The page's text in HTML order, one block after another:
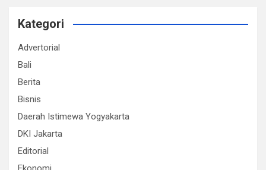
Kategori
Advertorial
Bali
Berita
Bisnis
Daerah Istimewa Yogyakarta
DKI Jakarta
Editorial